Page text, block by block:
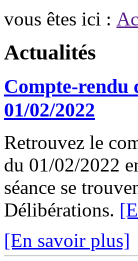
vous êtes ici :
Actualités
Compte-rendu
01/02/2022
Retrouvez le
du 01/02/2022
séance se
Délibérations.
[En savoir plus]